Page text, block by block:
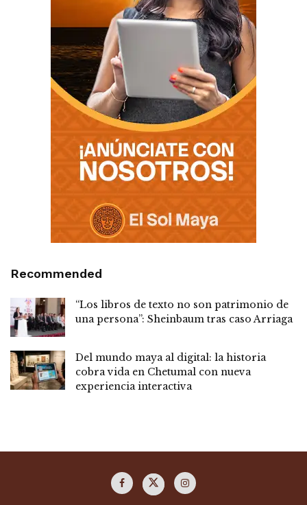
Recommended
“Los libros de texto no son patrimonio de
una persona”: Sheinbaum tras caso Arriaga
Del mundo maya al digital: la historia
cobra vida en Chetumal con nueva
experiencia interactiva